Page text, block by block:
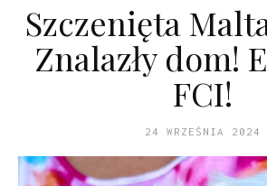
Szczenięta
Znalazły dom!
FCI!
24 WRZEŚNIA 2024